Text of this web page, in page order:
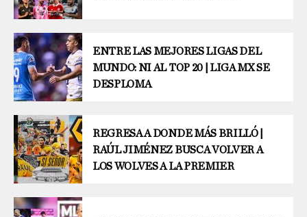
ENTRE LAS MEJORES LIGAS DEL
MUNDO: NI AL TOP 20 | LIGA MX SE
DESPLOMA
REGRESA A DONDE MÁS BRILLÓ |
RAÚL JIMÉNEZ BUSCA VOLVER A
LOS WOLVES A LA PREMIER